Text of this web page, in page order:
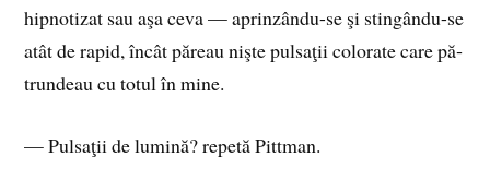
hip­no­ti­zat sau aşa ceva — aprin­zân­du-se şi stin­gân­du-se
atât de ra­pid, în­cât pă­reau niş­te pul­sa­ţii co­lo­ra­te care pă­
trun­deau cu to­tul în mine.
— Pul­sa­ţii de lu­mi­nă? re­pe­tă Pit­tman.